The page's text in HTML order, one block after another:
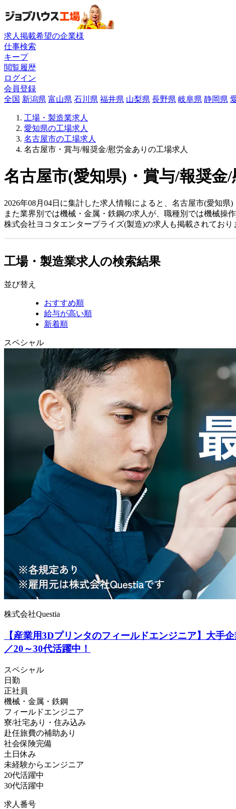
求人掲載希望の企業様
仕事検索
キープ
閲覧履歴
ログイン
会員登録
全国 新潟県 富山県 石川県 福井県 山梨県 長野県 岐阜県 静岡県
工場・製造業求人
愛知県の工場求人
名古屋市の工場求人
名古屋市・賞与/報奨金/慰労金ありの工場求人
名古屋市(愛知県)・賞与/報奨
2026年08月04日に集計した求人情報によると、名古屋市(愛知
また業界別では機械・金属・鉄鋼の求人が、職種別では機械操
株式会社ヨコタエンタープライズ(製造)の求人も掲載されてお
工場・製造業求人の検索結果
並び替え
おすすめ順
給与が高い順
新着順
スペシャル
株式会社Questia
【産業用3Dプリンタのフィールドエンジニア】大手
／20～30代活躍中！
スペシャル
日勤
正社員
機械・金属・鉄鋼
フィールドエンジニア
寮/社宅あり・住み込み
赴任旅費の補助あり
社会保険完備
土日休み
未経験からエンジニア
20代活躍中
30代活躍中
求人番号